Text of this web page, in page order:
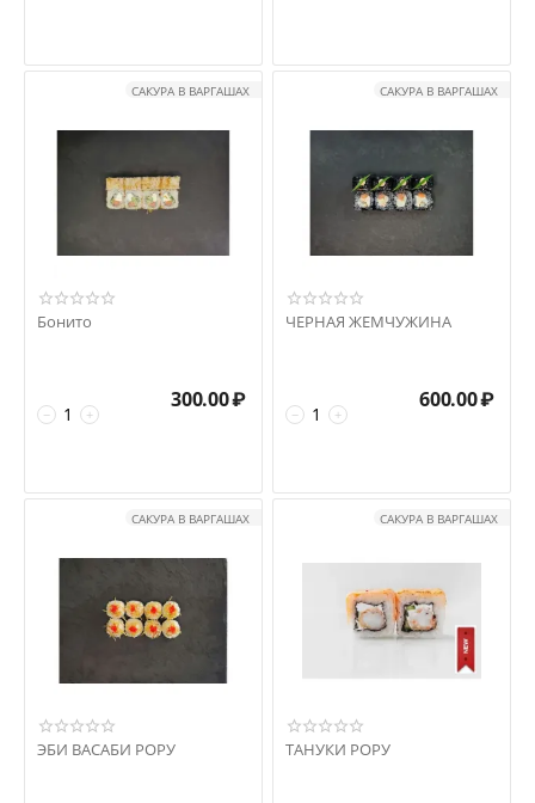
САКУРА В ВАРГАШАХ
Бонито
+
−
300.00₽
САКУРА В ВАРГАШАХ
ЧЕРНАЯ ЖЕМЧУЖИНА
+
−
600.00₽
САКУРА В ВАРГАШАХ
ЭБИ ВАСАБИ РОРУ
САКУРА В ВАРГАШАХ
ТАНУКИ РОРУ